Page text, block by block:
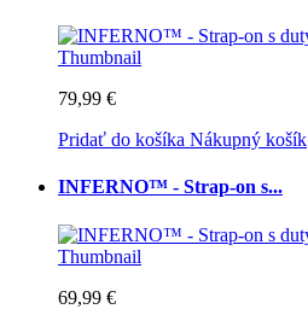
79,99 €
Pridať do košíka Nákupný košík
INFERNO™ - Strap-on s...
69,99 €